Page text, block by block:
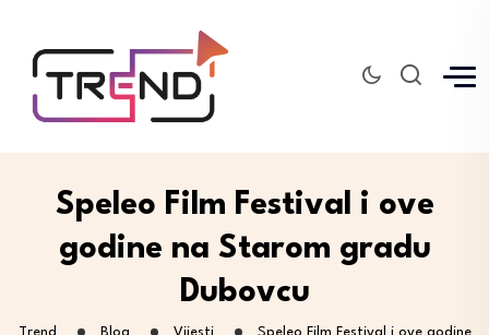
Speleo Film Festival i ove
godine na Starom gradu
Dubovcu